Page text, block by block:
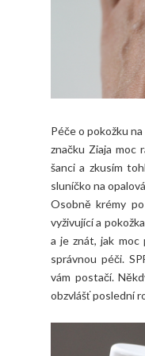
Péče o pokožku
značku Ziaja moc
šanci a zkusím
sluníčko na
Osobně krémy
vyživující a
a je znát, jak moc
správnou péči.
vám postačí.
obzvlášť poslední